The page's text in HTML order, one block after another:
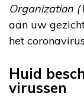
Organization
aan uw
het
Huid
virussen